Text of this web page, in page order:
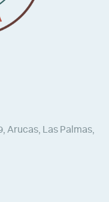
Arucas, Las Palmas,